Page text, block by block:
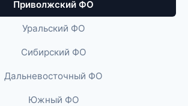
Приволжский ФО
Уральский ФО
Сибирский ФО
Дальневосточный ФО
Южный ФО